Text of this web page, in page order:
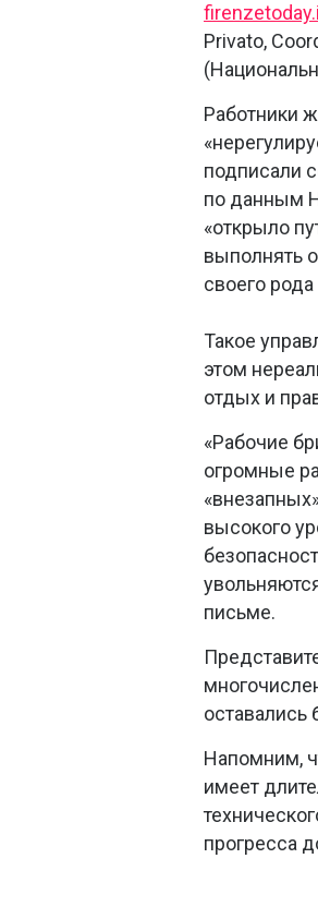
Privato,
Работники
подписали
по данным
«открыло
выполнять
своего
Такое
этом
отдых и
«Рабочие
огромные
высокого
письме.
оставались
Напомним,
имеет
прогресса